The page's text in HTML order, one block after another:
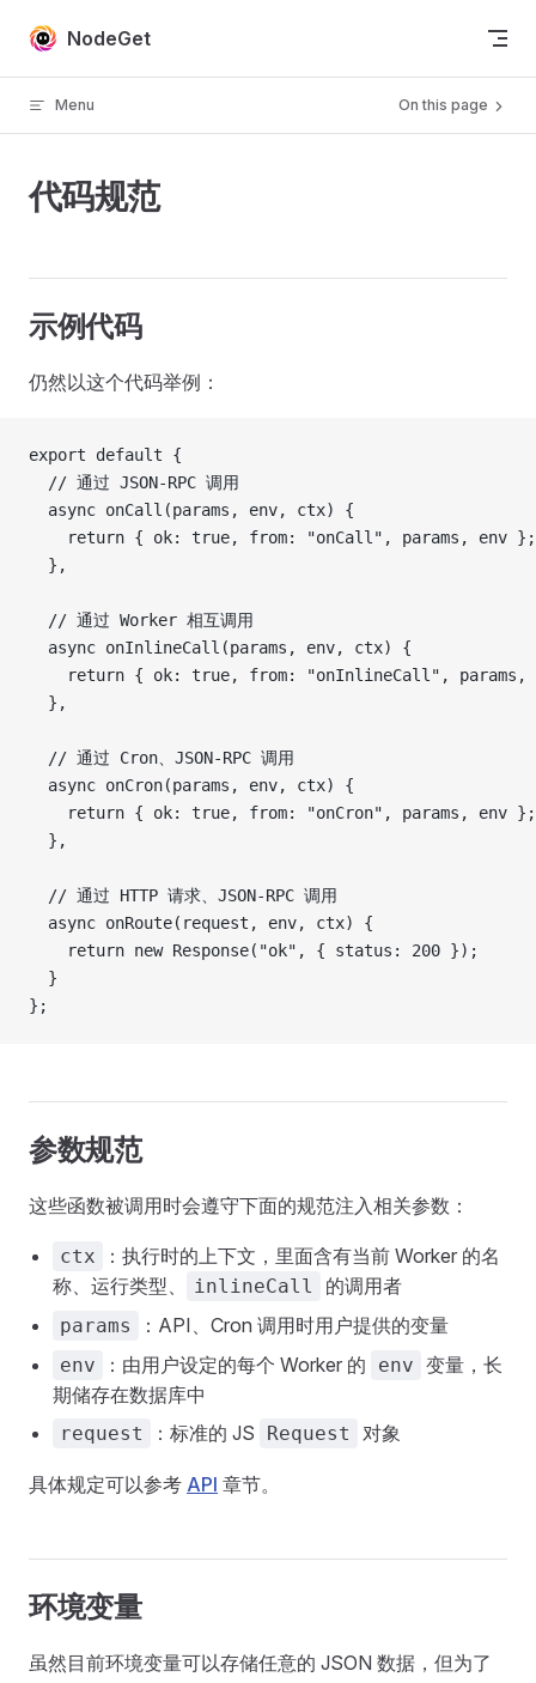
Skip to content
NodeGet
Menu On this page
代码规范
示例代码
仍然以这个代码举例：
export default {
  // 通过 JSON-RPC 调用
  async onCall(params, env, ctx) {
    return { ok: true, from: "onCall", params, env };
  },
  // 通过 Worker 相互调用
  async onInlineCall(params, env, ctx) {
return { ok: true, from: "onInlineCall", params,
  },
  // 通过 Cron、JSON-RPC 调用
  async onCron(params, env, ctx) {
    return { ok: true, from: "onCron", params, env };
  },
  // 通过 HTTP 请求、JSON-RPC 调用
  async onRoute(request, env, ctx) {
    return new Response("ok", { status: 200 });
  }
};
参数规范
这些函数被调用时会遵守下面的规范注入相关参数：
ctx
：执行时的上下文，里面含有当前 Worker 的名
称、运行类型、
inlineCall 的调用者
params ：API、Cron 调用时用户提供的变量
env ：由用户设定的每个 Worker 的 env 变量，长
期储存在数据库中
request ：标准的 JS Request 对象
具体规定可以参考 API 章节。
环境变量
虽然目前环境变量可以存储任意的 JSON 数据，但为了